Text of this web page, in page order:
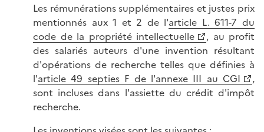
Les rémunérations supplémentaires et justes prix
mentionnés aux 1 et 2 de l'article L. 611-7 du
code de la propriété intellectuelle
, au profit
des salariés auteurs d'une invention résultant
d'opérations de recherche telles que définies à
l'article 49 septies F de l'annexe III au CGI
,
sont incluses dans l'assiette du crédit d'impôt
recherche.